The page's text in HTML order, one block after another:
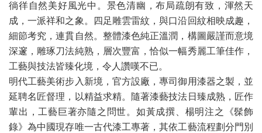
徜徉自然美好風光中。景色清幽，布局疏朗有致，渾然天
成，一派祥和之象。四足雕雲雷紋，與口沿回紋相映成趣，
細節考究，連貫自然。整體漆色純正溫潤，構圖嚴謹而意境
深邃，雕琢刀法純熟，層次豐富，恰似一幅秀麗工筆佳作，
工藝與技法皆臻化境，令人讚嘆不已。
明代工藝美術步入新境，官方設廠，專司御用漆器之製，並
延聘名匠督理，以精益求精。隨著漆藝技法日臻成熟，匠作
輩出，工藝巨著亦隨之問世。如黃成撰、楊明注之《髹飾
錄》為中國現存唯一古代漆工專著，其依工藝流程劃分門別